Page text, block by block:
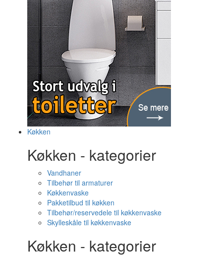
Køkken
Køkken - kategorier
Vandhaner
Tilbehør til armaturer
Køkkenvaske
Pakketilbud til køkken
Tilbehør/reservedele til køkkenvaske
Skylleskåle til køkkenvaske
Køkken - kategorier